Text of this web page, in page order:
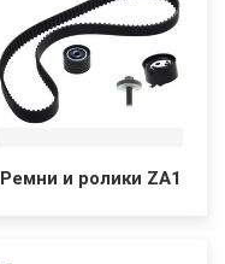
Ремни и ролики ZA1